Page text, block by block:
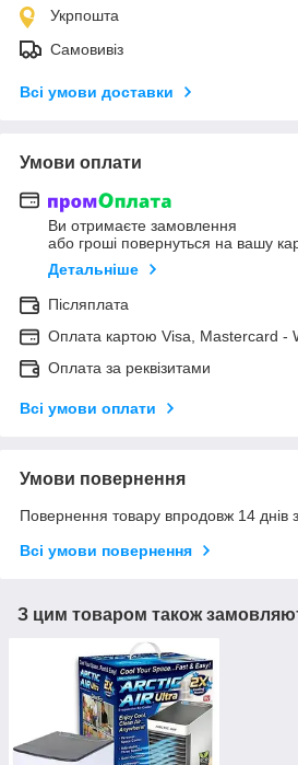
Укрпошта
Самовивіз
Всі умови доставки
Умови оплати
Ви отримаєте замовлення
або гроші повернуться на вашу
Детальніше
Післяплата
Оплата картою Visa, Mastercard -
Оплата за реквізитами
Всі умови оплати
Умови повернення
Повернення товару впродовж 14 днів
Всі умови повернення
З цим товаром також